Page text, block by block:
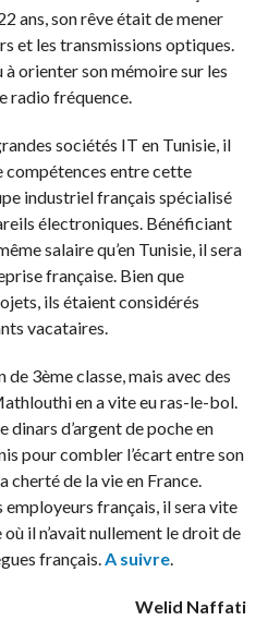
ans, son rêve était de mener
et les transmissions optiques.
à orienter son mémoire sur les
radio fréquence.
sociétés IT en Tunisie, il
compétences entre cette
industriel français spécialisé
électroniques. Bénéficiant
salaire qu’en Tunisie, il sera
française. Bien que
ils étaient considérés
vacataires.
3ème classe, mais avec des
en a vite eu ras-le-bol.
dinars d’argent de poche en
pour combler l’écart entre son
cherté de la vie en France.
français, il sera vite
il n’avait nullement le droit de
français. A suivre.
Welid Naffati